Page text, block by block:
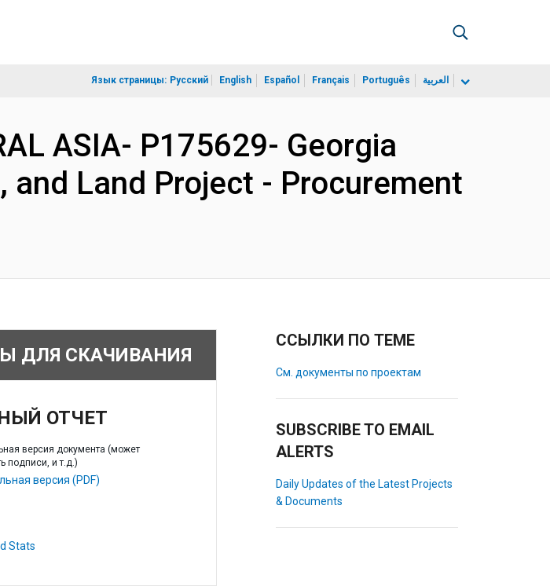
Язык страницы: Русский English Español Français Português العربية
ASIA- P175629- Georgia
Land Project - Procurement
ДЛЯ СКАЧИВАНИЯ
ОТЧЕТ
версия документа (может
подписи, и т.д.)
версия (PDF)
Stats
ССЫЛКИ ПО ТЕМЕ
См. документы по проектам
SUBSCRIBE TO EMAIL
ALERTS
Daily Updates of the Latest Projects
& Documents